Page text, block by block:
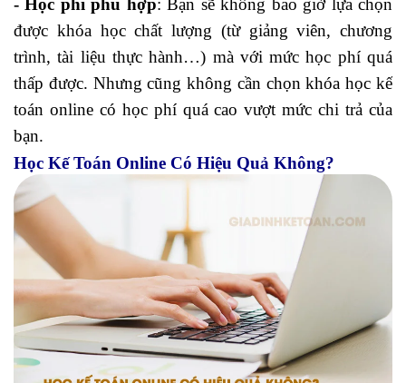
được khóa học chất lượng (từ giảng viên, chương
trình, tài liệu thực hành…) mà với mức học phí quá
thấp được. Nhưng cũng không cần chọn khóa học kế
toán online có học phí quá cao vượt mức chi trả của
bạn.
Học Kế Toán Online Có Hiệu Quả Không?